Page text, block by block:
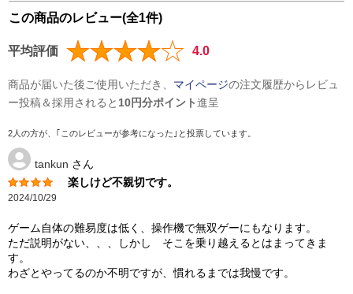
この商品のレビュー(全1件)
平均評価 4.0
商品が届いた後ご使用いただき、 マイページの注文履歴からレビュ
ー投稿＆採用されると 10円分ポイント進呈
2人の方が、｢このレビューが参考になった｣と投票しています。
tankun さん
楽しけど不親切です。
2024/10/29
ゲーム自体の難易度は低く、操作機で無双ゲーにもなります。
ただ説明がない、、、しかし そこを乗り越えるとはまってきま
す。
わざとやってるのか不明ですが、慣れるまでは我慢です。